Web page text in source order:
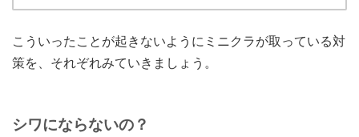
こういったことが起きないようにミニクラが取っている対
策を、それぞれみていきましょう。
シワにならないの？